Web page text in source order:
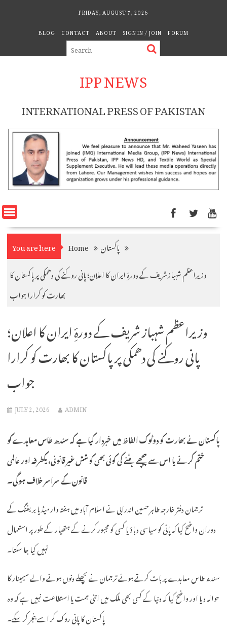
FRIDAY, AUGUST 7, 2026
BLOG CONTACT ABOUT SIGN IN / JOIN FORUM
IPP NEWS
INTERNATIONAL PRESS OF PAKISTAN
You are here Home
پاکستان
وزیراعظم شہباز شریف کے دورۂِ ایران کا اعلان؛ پانی روکنے کی دھمکی پر پاکستان کا
بھارت کو کرارا جواب
وزیراعظم شہباز شریف کے دورۂِ ایران کا اعلان؛
پانی روکنے کی دھمکی پر پاکستان کا بھارت کو کرارا
جواب
JULY 2, 2026 ADMIN
پاکستان نے بھارت کو دوٹوک الفاظ میں خبردار کیا ہے کہ سندھ طاس معاہدے کو
ختم کرنے یا اس سے پیچھے ہٹنے کی کوئی بھی کوشش غیر قانونی، یکطرفہ اور عالمی
قانون کے سراسر خلاف ہوگی۔
ترجمان دفتر خارجہ طاہر حسین اندرابی نے اسلام آباد میں ہفتہ وار میڈیا بریفنگ کے
دوران واضح کیا کہ پانی کو سیاسی دباؤ یا کسی کو مجبور کرنے کے ہتھیار کے طور پر استعمال
نہیں کیا جا سکتا۔
سندھ طاس معاہدے پر بات کرتے ہوئے ترجمان نے پچھلے دنوں ہونے والے سیمینار کا
حوالہ دیا اور واضح کیا کہ دنیا کے کسی بھی ملک میں اتنی ہمت یا استطاعت نہیں ہے کہ وہ
پاکستان کا پانی روک کر اسے بنجر کر سکے۔